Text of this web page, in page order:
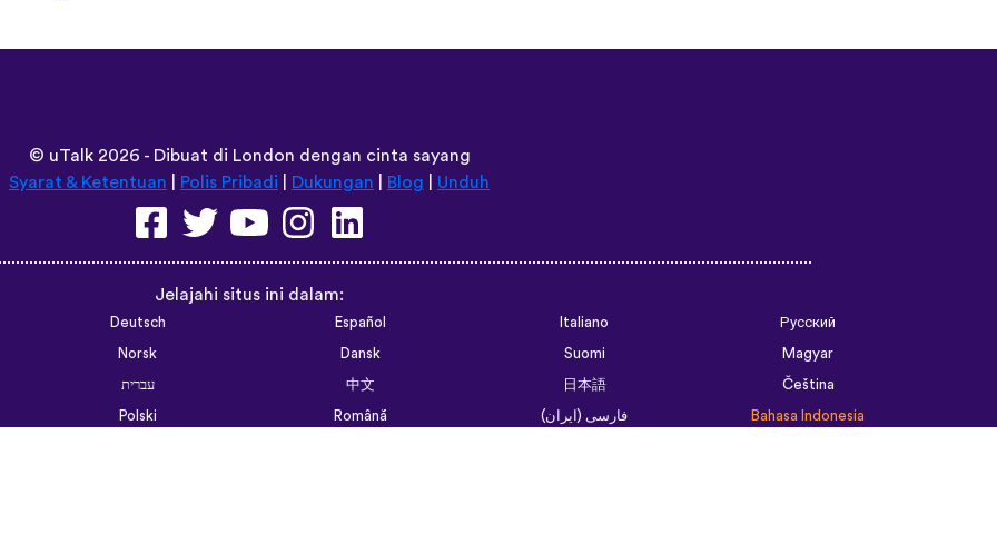
© uTalk2026 - Dibuat di London dengan cinta sayang
Syarat & Ketentuan
Polis Pribadi Dukungan Blog Unduh
Jelajahi situs ini dalam:
Deutsch Español Italiano
Русский
Norsk
Dansk Suomi
Magyar
עברית
中文 日本語
Čeština
Polski
Română فارسی (ایران)
Bahasa Indonesia